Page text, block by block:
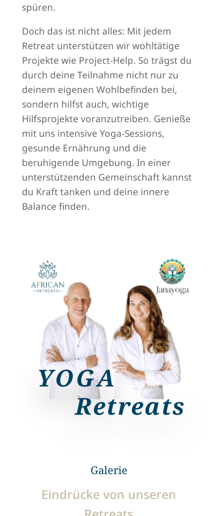
spüren.
Doch das ist nicht alles: Mit jedem
Retreat unterstützen wir wohltätige
Projekte wie Project-Help. So trägst du
durch deine Teilnahme nicht nur zu
deinem eigenen Wohlbefinden bei,
sondern hilfst auch, wichtige
Hilfsprojekte voranzutreiben. Genieße
mit uns intensive Yoga-Sessions,
gesunde Ernährung und die
beruhigende Umgebung. In einer
unterstützenden Gemeinschaft kannst
du Kraft tanken und deine innere
Balance finden.
YOGA
Retreats
Galerie
Eindrücke von unseren